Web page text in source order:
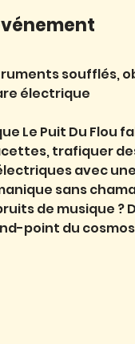
soufflés,
électrique
Le Puit Du Flou
trafiquer
avec
sans
de musique
point du